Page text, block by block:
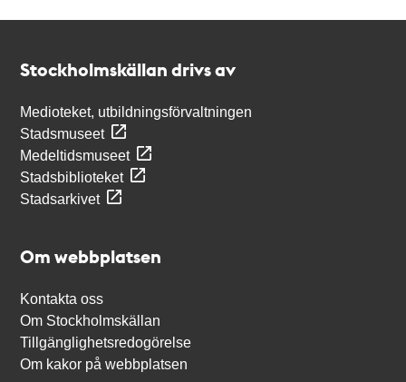
Stockholmskällan drivs av
Medioteket, utbildningsförvaltningen
Stadsmuseet
Medeltidsmuseet
Stadsbiblioteket
Stadsarkivet
Om webbplatsen
Kontakta oss
Om Stockholmskällan
Tillgänglighetsredogörelse
Om kakor på webbplatsen